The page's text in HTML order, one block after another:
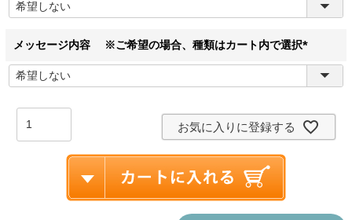
メッセージ内容 ※ご希望の場合、種類はカート内で選択
(
)
お気に入りに登録する